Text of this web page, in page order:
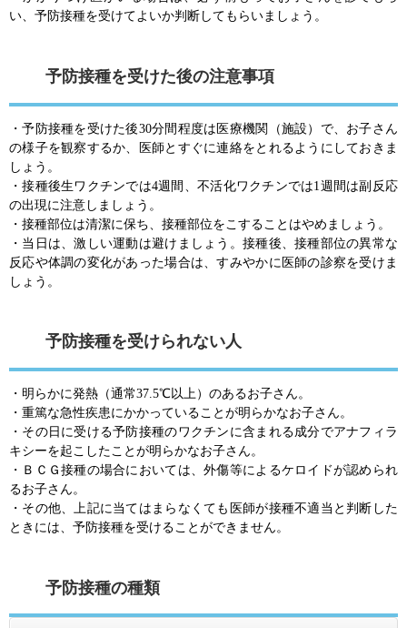
い、予防接種を受けてよいか判断してもらいましょう。
予防接種を受けた後の注意事項
・予防接種を受けた後30分間程度は医療機関（施設）で、お子さん
の様子を観察するか、医師とすぐに連絡をとれるようにしておきま
しょう。
・接種後生ワクチンでは4週間、不活化ワクチンでは1週間は副反応
の出現に注意しましょう。
・接種部位は清潔に保ち、接種部位をこすることはやめましょう。
・当日は、激しい運動は避けましょう。接種後、接種部位の異常な
反応や体調の変化があった場合は、すみやかに医師の診察を受けま
しょう。
予防接種を受けられない人
・明らかに発熱（通常37.5℃以上）のあるお子さん。
・重篤な急性疾患にかかっていることが明らかなお子さん。
・その日に受ける予防接種のワクチンに含まれる成分でアナフィラ
キシーを起こしたことが明らかなお子さん。
・ＢＣＧ接種の場合においては、外傷等によるケロイドが認められ
るお子さん。
・その他、上記に当てはまらなくても医師が接種不適当と判断した
ときには、予防接種を受けることができません。
予防接種の種類